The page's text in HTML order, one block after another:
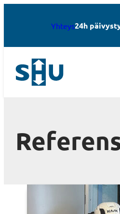
Yhteys24h